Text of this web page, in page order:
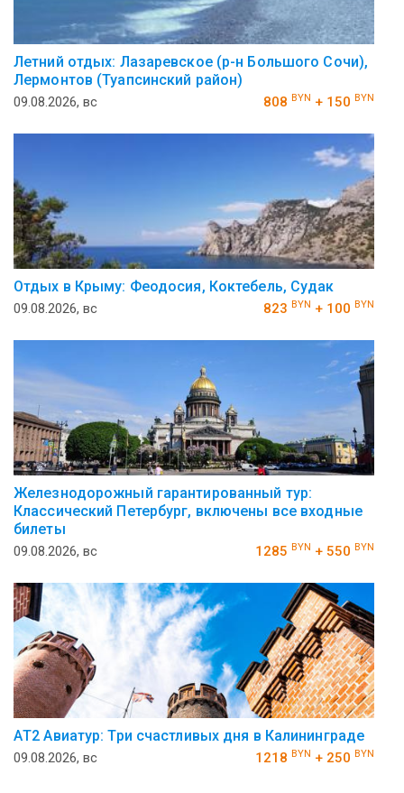
Летний отдых: Лазаревское (р-н Большого Сочи),
Лермонтов (Туапсинский район)
09.08.2026, вс 808 BYN + 150 BYN
Отдых в Крыму: Феодосия, Коктебель, Судак
09.08.2026, вс 823 BYN + 100 BYN
Железнодорожный гарантированный тур:
Классический Петербург, включены все входные
билеты
09.08.2026, вс 1285 BYN + 550 BYN
АT2 Авиатур: Три счастливых дня в Калининграде
09.08.2026, вс 1218 BYN + 250 BYN